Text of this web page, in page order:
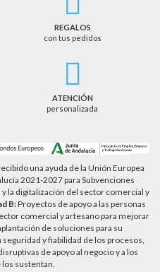
así como los derechos
a través de la dirección
así
detallados en la
nuestra política de
en la dirección web
REGALOS
con tus pedidos
ATENCIÓN
personalizada
una ayuda de la Unión Europea
2021-2027 para Subvenciones
la digitalización del sector comercial y
B:Proyectos de apoyo a las personas
comercial y artesano para mejorar
de soluciones para su
y fiabilidad de los procesos,
de apoyo al negocio y a los
sustentan.